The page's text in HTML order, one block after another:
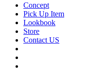
Concept
Pick Up Item
Lookbook
Store
Contact US